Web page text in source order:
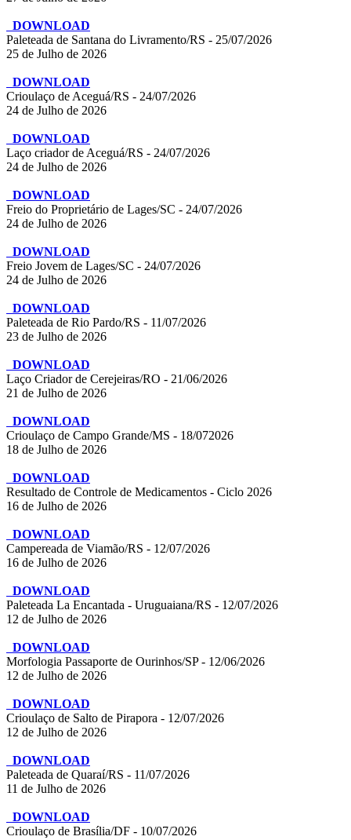
DOWNLOAD
Paleteada de Santana do Livramento/RS - 25/07/2026
25 de Julho de 2026
DOWNLOAD
Crioulaço de Aceguá/RS - 24/07/2026
24 de Julho de 2026
DOWNLOAD
Laço criador de Aceguá/RS - 24/07/2026
24 de Julho de 2026
DOWNLOAD
Freio do Proprietário de Lages/SC - 24/07/2026
24 de Julho de 2026
DOWNLOAD
Freio Jovem de Lages/SC - 24/07/2026
24 de Julho de 2026
DOWNLOAD
Paleteada de Rio Pardo/RS - 11/07/2026
23 de Julho de 2026
DOWNLOAD
Laço Criador de Cerejeiras/RO - 21/06/2026
21 de Julho de 2026
DOWNLOAD
Crioulaço de Campo Grande/MS - 18/072026
18 de Julho de 2026
DOWNLOAD
Resultado de Controle de Medicamentos - Ciclo 2026
16 de Julho de 2026
DOWNLOAD
Campereada de Viamão/RS - 12/07/2026
16 de Julho de 2026
DOWNLOAD
Paleteada La Encantada - Uruguaiana/RS - 12/07/2026
12 de Julho de 2026
DOWNLOAD
Morfologia Passaporte de Ourinhos/SP - 12/06/2026
12 de Julho de 2026
DOWNLOAD
Crioulaço de Salto de Pirapora - 12/07/2026
12 de Julho de 2026
DOWNLOAD
Paleteada de Quaraí/RS - 11/07/2026
11 de Julho de 2026
DOWNLOAD
Crioulaço de Brasília/DF - 10/07/2026